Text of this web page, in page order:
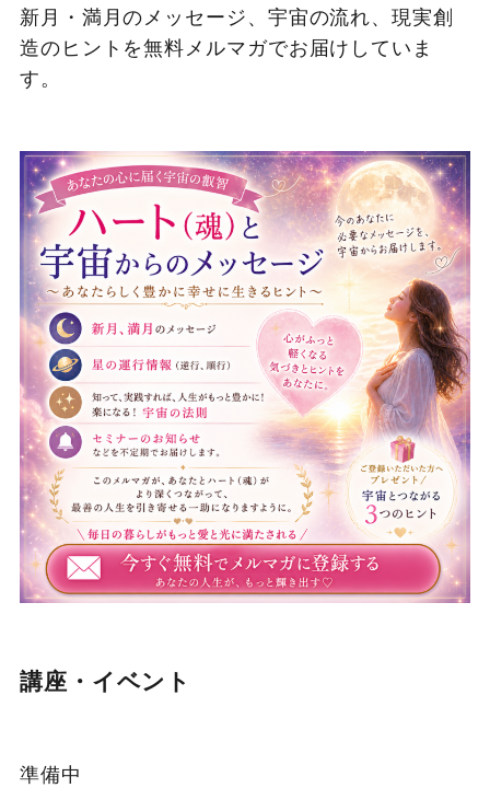
新月・満月のメッセージ、宇宙の流れ、現実創
造のヒントを無料メルマガでお届けしていま
す。
講座・イベント
準備中